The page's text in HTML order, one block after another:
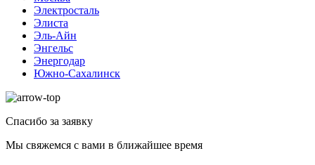
Электросталь
Элиста
Эль-Айн
Энгельс
Энергодар
Южно-Сахалинск
Спасибо за заявку
Мы свяжемся с вами в ближайшее время